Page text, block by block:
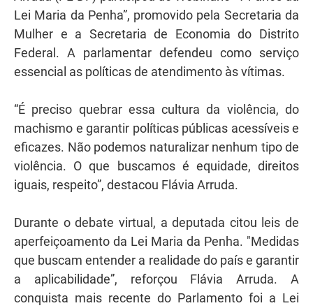
Lei Maria da Penha”, promovido pela Secretaria da
Mulher e a Secretaria de Economia do Distrito
Federal. A parlamentar defendeu como serviço
essencial as políticas de atendimento às vítimas.
“É preciso quebrar essa cultura da violência, do
machismo e garantir políticas públicas acessíveis e
eficazes. Não podemos naturalizar nenhum tipo de
violência. O que buscamos é equidade, direitos
iguais, respeito”, destacou Flávia Arruda.
Durante o debate virtual, a deputada citou leis de
aperfeiçoamento da Lei Maria da Penha. "Medidas
que buscam entender a realidade do país e garantir
a aplicabilidade”, reforçou Flávia Arruda. A
conquista mais recente do Parlamento foi a Lei